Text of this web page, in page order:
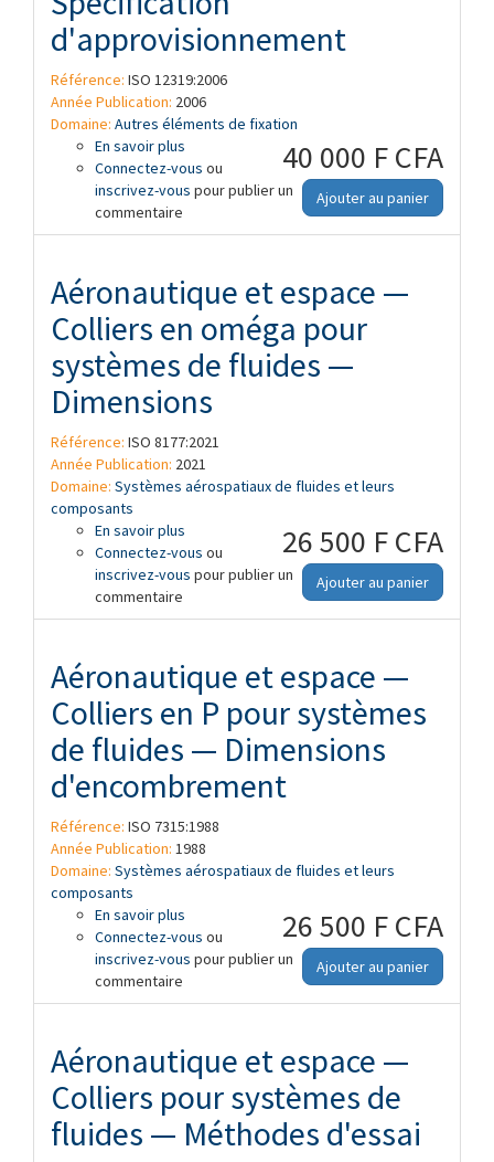
d'approvisionnement
Référence: ISO 12319:2006
Année Publication: 2006
Domaine: Autres éléments de fixation
40 000 F CFA
Ajouter au panier
En savoir plus à propos de Aéronautique et espace —
Colliers en "P" (en boucle) —
Spécification d'approvisionnement
Connectez-vous ou
inscrivez-vous pour publier un
commentaire
Aéronautique et espace —
Colliers en oméga pour
systèmes de fluides —
Dimensions
Référence: ISO 8177:2021
Année Publication: 2021
Domaine: Systèmes aérospatiaux de fluides et leurs
composants
26 500 F CFA
Ajouter au panier
En savoir plus à propos de Aéronautique et espace —
Colliers en oméga pour systèmes de
fluides — Dimensions
Connectez-vous ou
inscrivez-vous pour publier un
commentaire
Aéronautique et espace —
Colliers en P pour systèmes
de fluides — Dimensions
d'encombrement
Référence: ISO 7315:1988
Année Publication: 1988
Domaine: Systèmes aérospatiaux de fluides et leurs
composants
26 500 F CFA
Ajouter au panier
En savoir plus à propos de Aéronautique et espace —
Colliers en P pour systèmes de fluides —
Dimensions d'encombrement
Connectez-vous ou
inscrivez-vous pour publier un
commentaire
Aéronautique et espace —
Colliers pour systèmes de
fluides — Méthodes d'essai